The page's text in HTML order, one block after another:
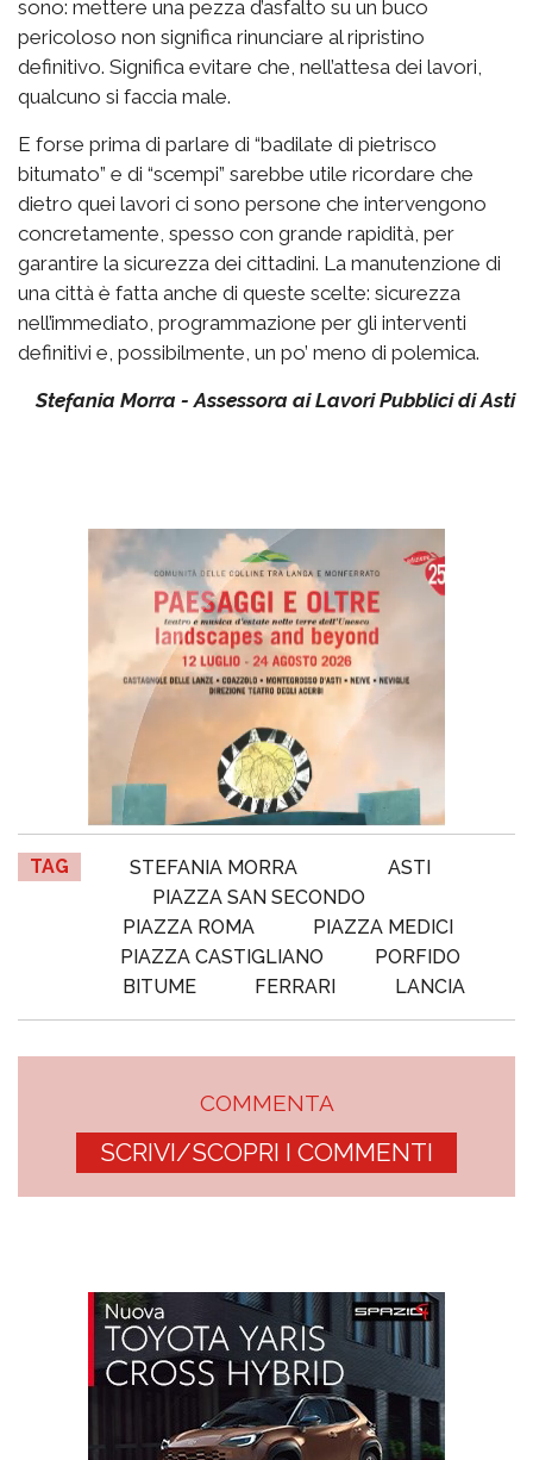
sono: mettere una pezza d’asfalto su un buco
pericoloso non significa rinunciare al ripristino
definitivo. Significa evitare che, nell’attesa dei lavori,
qualcuno si faccia male.
E forse prima di parlare di “badilate di pietrisco
bitumato” e di “scempi” sarebbe utile ricordare che
dietro quei lavori ci sono persone che intervengono
concretamente, spesso con grande rapidità, per
garantire la sicurezza dei cittadini. La manutenzione di
una città è fatta anche di queste scelte: sicurezza
nell’immediato, programmazione per gli interventi
definitivi e, possibilmente, un po’ meno di polemica.
Stefania Morra - Assessora ai Lavori Pubblici di Asti
TAG STEFANIA MORRA
ASTI
PIAZZA SAN SECONDO
PIAZZA ROMA
PIAZZA MEDICI
PIAZZA CASTIGLIANO
PORFIDO
BITUME
FERRARI LANCIA
COMMENTA
SCRIVI/SCOPRI I COMMENTI